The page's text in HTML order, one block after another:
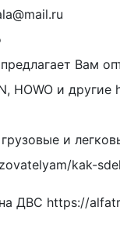
Вам
HOWO и
и
kak-
ДВС https://